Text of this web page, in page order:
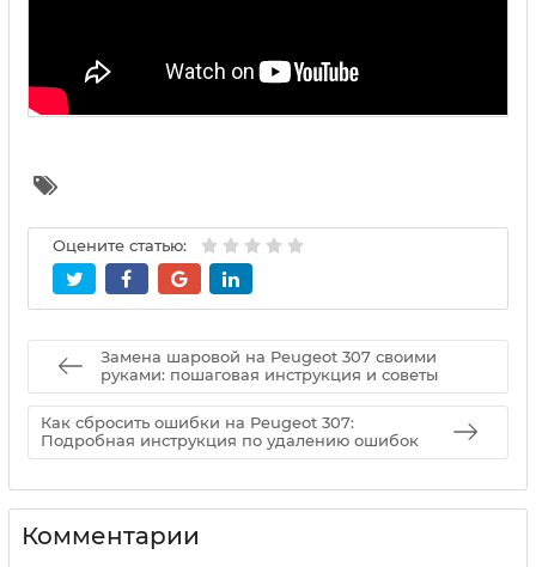
Оцените статью:
Замена шаровой на Peugeot 307 своими
руками: пошаговая инструкция и советы
Как сбросить ошибки на Peugeot 307:
Подробная инструкция по удалению ошибок
Комментарии